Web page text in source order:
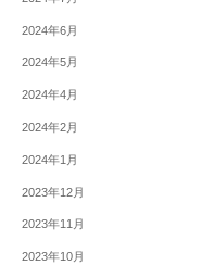
2024年6月
2024年5月
2024年4月
2024年2月
2024年1月
2023年12月
2023年11月
2023年10月